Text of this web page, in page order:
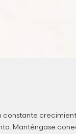
constante
Manténgase